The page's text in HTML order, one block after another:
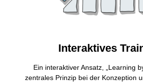
Interaktives
Ein interaktiver Ansatz, „Learning
zentrales Prinzip bei der Konzeption